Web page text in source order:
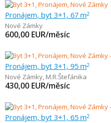
Pronájem, byt 3+1, 67 m2
Nové Zámky
600,00 EUR/měsíc
Pronájem, byt 3+1, 95 m2
Nové Zámky, M.R.Štefánika
430,00 EUR/měsíc
Pronájem, byt 3+1, 65 m2